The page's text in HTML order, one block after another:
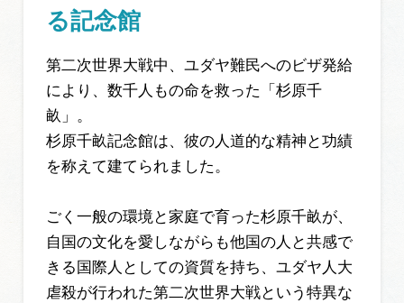
る記念館
第二次世界大戦中、ユダヤ難民へのビザ発給
により、数千人もの命を救った「杉原千
畝」。
杉原千畝記念館は、彼の人道的な精神と功績
を称えて建てられました。
ごく一般の環境と家庭で育った杉原千畝が、
自国の文化を愛しながらも他国の人と共感で
きる国際人としての資質を持ち、ユダヤ人大
虐殺が行われた第二次世界大戦という特異な